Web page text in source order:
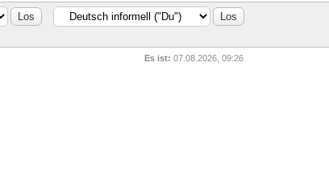
Es ist: 07.08.2026, 09:26